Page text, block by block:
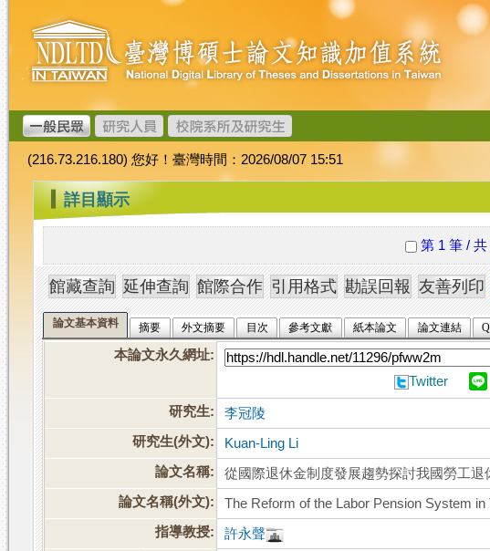
跳
到
主
要
內
容
臺
灣
博
碩
士
論
文
加
值
系
統
(216.73.216.180) 您好！臺灣時間：2026/08/07 15:51
::: 詳目顯示
第 1 筆 /
論文基本資料 摘要 外文摘要 目次 參考文獻 紙本論文 論文連結
本論文永久網址:
Twitter
研究生:
李冠陵
研究生(外文):
Kuan-Ling Li
論文名稱:
從國際退休金制度發展趨勢探討我國勞工
論文名稱(外文):
The Reform of the Labor Pension System
指導教授:
許永聲